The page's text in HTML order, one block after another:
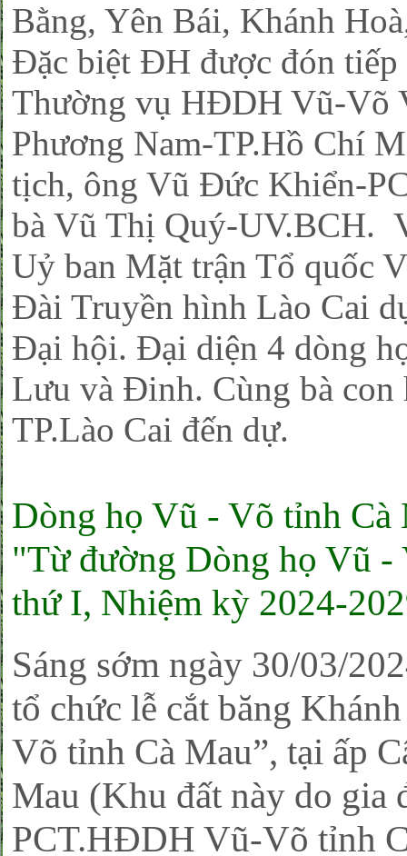
Bằng, Yên Bái, Khánh
Đặc biệt ĐH được đón
Thường vụ HĐDH Vũ-Võ
Phương Nam-TP.Hồ Chí
tịch, ông Vũ Đức Khiển-
bà Vũ Thị Quý-UV.BCH.
Uỷ ban Mặt trận Tổ quốc
Đài Truyền hình Lào Cai
Đại hội. Đại diện 4 dòng
Lưu và Đinh. Cùng bà
TP.Lào Cai đến dự.
Dòng họ Vũ - Võ tỉnh Cà
"Từ đường Dòng họ Vũ
thứ I, Nhiệm kỳ 2024-
Sáng sớm ngày 30/03/
tổ chức lễ cắt băng
Võ tỉnh Cà Mau”, tại ấp
Mau (Khu đất này do
PCT.HĐDH Vũ-Võ tỉnh